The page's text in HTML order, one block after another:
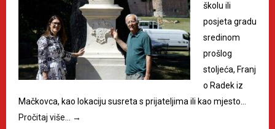
školu ili
posjeta gradu
sredinom
prošlog
stoljeća, Franj
o Radek iz
Mačkovca, kao lokaciju susreta s prijateljima ili kao mjesto…
Pročitaj više…
→